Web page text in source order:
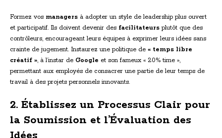
Formez vos managers à adopter un style de leadership plus ouvert
et participatif. Ils doivent devenir des facilitateurs plutôt que des
contrôleurs, encourageant leurs équipes à exprimer leurs idées sans
crainte de jugement. Instaurez une politique de « temps libre
créatif », à l’instar de Google et son fameux « 20% time »,
permettant aux employés de consacrer une partie de leur temps de
travail à des projets personnels innovants.
2. Établissez un Processus Clair pour
la Soumission et l’Évaluation des